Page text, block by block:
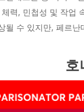
력, 민첩성 및 작업
될 수 있지만, 페르
호